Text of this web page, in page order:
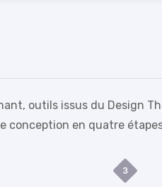
outils issus du Design
conception en quatre